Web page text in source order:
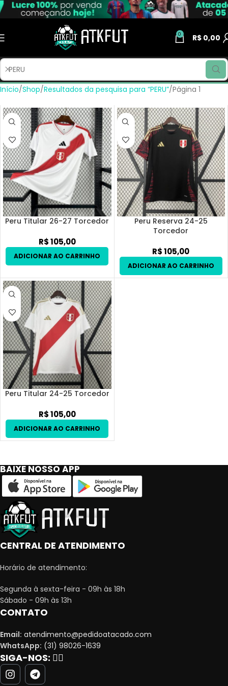
0 R$ 0,00
Início Shop Resultados da pesquisa para “PERU” Página 1
Peru Titular 26-27 Torcedor
R$105,00
Peru Reserva 24-25
Torcedor
R$105,00
Peru Titular 24-25 Torcedor
R$105,00
BAIXE NOSSO APP
CENTRAL DE ATENDIMENTO
Horário de atendimento:
Segunda à sexta-feira - 09h às 18h
Sábado - 09h às 13h
CONTATO
Email: atendimento@pedidoatacado.com
WhatsApp: (31) 98026-1639
SIGA-NOS: 👇🏻